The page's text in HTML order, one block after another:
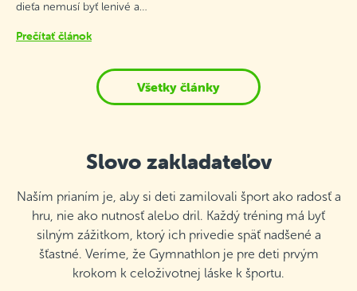
dieťa nemusí byť lenivé a…
Prečítať článok
Všetky články
Slovo zakladateľov
Naším prianím je, aby si deti zamilovali šport ako radosť a
hru, nie ako nutnosť alebo dril. Každý tréning má byť
silným zážitkom, ktorý ich privedie späť nadšené a
šťastné. Veríme, že Gymnathlon je pre deti prvým
krokom k celoživotnej láske k športu.